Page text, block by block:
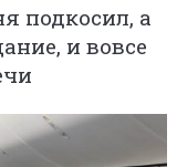
подкосил, а
и вовсе